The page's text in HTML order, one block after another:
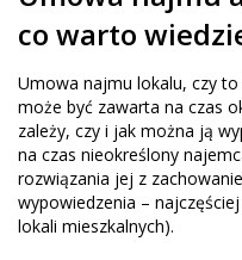
co warto
Umowa najmu lokalu, czy
może być zawarta na czas
zależy, czy i jak można ją
na czas nieokreślony
rozwiązania jej z
wypowiedzenia –
lokali mieszkalnych).